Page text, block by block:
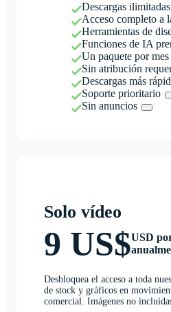
Descargas ilimitadas
Acceso completo a
Herramientas de
Funciones de IA
Un paquete por mes
Sin atribución
Descargas más
Soporte prioritario
Sin anuncios
Solo vídeo
9 US$USD
Desbloquea el acceso a toda
de stock y gráficos en
comercial. Imágenes no